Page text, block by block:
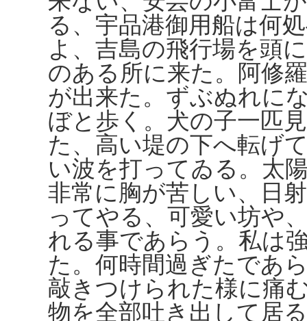
る、宇品港御用船は何
よ、吉島の飛行場を頭
のある所に来た。阿修
が出来た。ずぶぬれに
ぼと歩く。犬の子一匹
た、高い堤の下へ転げ
い波を打ってゐる。太
非常に胸が苦しい、日
ってやる、可愛い坊や
れる事であらう。私は
た。何時間過ぎたであ
敲きつけられた様に痛
物を全部吐き出して居